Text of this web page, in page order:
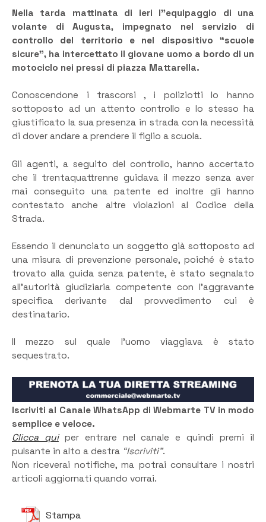
Nella tarda mattinata di ieri l’’equipaggio di una
volante di Augusta, impegnato nel servizio di
controllo del territorio e nel dispositivo “scuole
sicure”, ha intercettato il giovane uomo a bordo di un
motociclo nei pressi di piazza Mattarella.
Conoscendone i trascorsi , i poliziotti lo hanno
sottoposto ad un attento controllo e lo stesso ha
giustificato la sua presenza in strada con la necessità
di dover andare a prendere il figlio a scuola.
Gli agenti, a seguito del controllo, hanno accertato
che il trentaquattrenne guidava il mezzo senza aver
mai conseguito una patente ed inoltre gli hanno
contestato anche altre violazioni al Codice della
Strada.
Essendo il denunciato un soggetto già sottoposto ad
una misura di prevenzione personale, poiché è stato
trovato alla guida senza patente, è stato segnalato
all’autorità giudiziaria competente con l’aggravante
specifica derivante dal provvedimento cui è
destinatario.
Il mezzo sul quale l’uomo viaggiava è stato
sequestrato.
Iscriviti al Canale WhatsApp di Webmarte TV in modo
semplice e veloce.
Clicca quiper entrare nel canale e quindi premi il
pulsante in alto a destra “Iscriviti”.
Non riceverai notifiche, ma potrai consultare i nostri
articoli aggiornati quando vorrai.
Stampa